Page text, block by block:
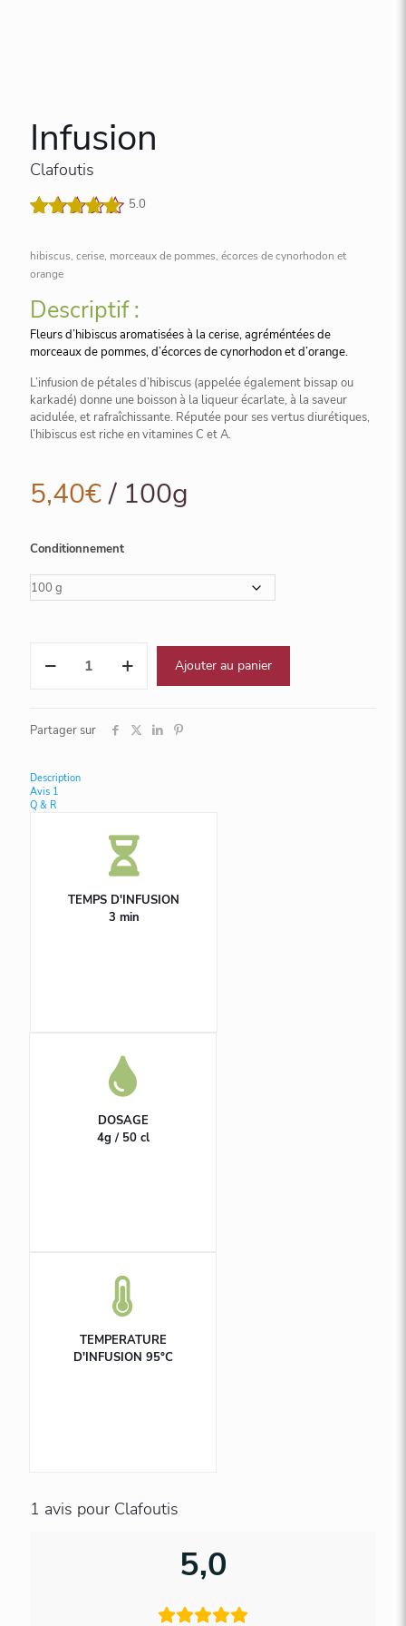
Infusion
Clafoutis
sur 5
basé sur
notation
client
5.0
hibiscus, cerise, morceaux de pommes, écorces de cynorhodon et
orange
Descriptif :
Fleurs d’hibiscus aromatisées à la cerise, agréméntées de
morceaux de pommes, d’écorces de cynorhodon et d’orange.
L’infusion de pétales d’hibiscus (appelée également bissap ou
karkadé) donne une boisson à la liqueur écarlate, à la saveur
acidulée, et rafraîchissante. Réputée pour ses vertus diurétiques,
l’hibiscus est riche en vitamines C et A.
5,40€/ 100g
Conditionnement
Ajouter au panier
Partager sur
Description
Avis 1
Q & R
TEMPS D'INFUSION
3 min
DOSAGE
4g / 50 cl
TEMPERATURE
D'INFUSION 95°C
1 avis pour Clafoutis
5,0